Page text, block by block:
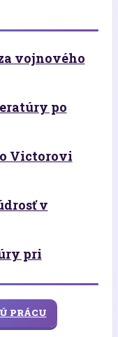
vojnového
po
Victorovi
v
pri
PRÁCU